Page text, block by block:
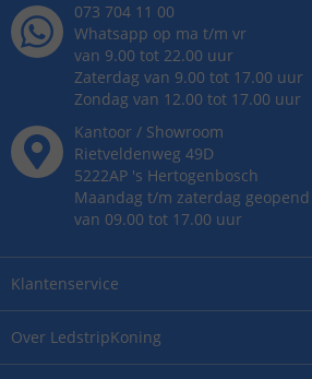
Over LedstripKoning
Klantenservice
073 704 11 00
Whatsapp op ma t/m vr
van 9.00 tot 22.00 uur
Zaterdag van 9.00 tot 17.00 uur
Zondag van 12.00 tot 17.00 uur
Kantoor / Showroom
Rietveldenweg 49D
5222AP 's Hertogenbosch
Maandag t/m zaterdag geopend
van 09.00 tot 17.00 uur